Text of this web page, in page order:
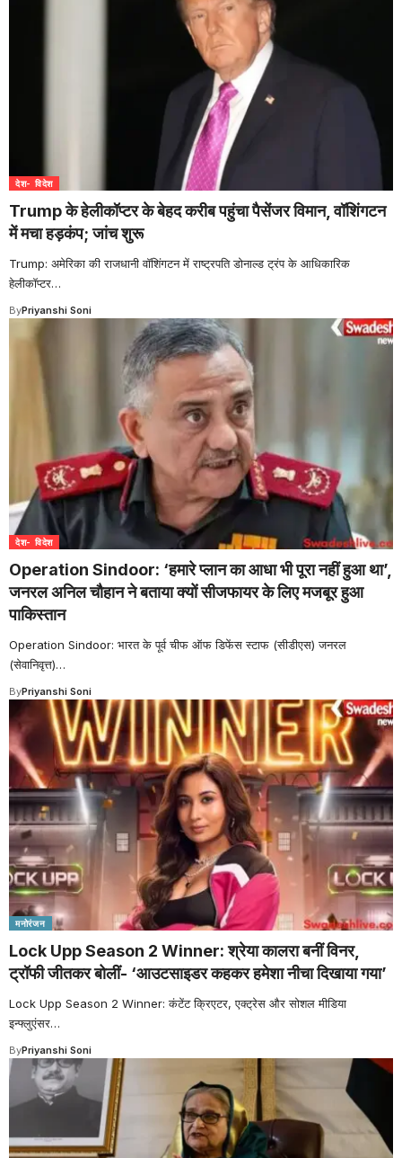
देश- विदेश
Trump के हेलीकॉप्टर के बेहद करीब पहुंचा पैसेंजर विमान, वॉशिंगटन
में मचा हड़कंप; जांच शुरू
Trump: अमेरिका की राजधानी वॉशिंगटन में राष्ट्रपति डोनाल्ड ट्रंप के आधिकारिक
हेलीकॉप्टर…
ByPriyanshi Soni
देश- विदेश
Operation Sindoor: ‘हमारे प्लान का आधा भी पूरा नहीं हुआ था’,
जनरल अनिल चौहान ने बताया क्यों सीजफायर के लिए मजबूर हुआ
पाकिस्तान
Operation Sindoor: भारत के पूर्व चीफ ऑफ डिफेंस स्टाफ (सीडीएस) जनरल
(सेवानिवृत्त)…
ByPriyanshi Soni
मनोरंजन
Lock Upp Season 2 Winner: श्रेया कालरा बनीं विनर,
ट्रॉफी जीतकर बोलीं- ‘आउटसाइडर कहकर हमेशा नीचा दिखाया गया’
Lock Upp Season 2 Winner: कंटेंट क्रिएटर, एक्ट्रेस और सोशल मीडिया
इन्फ्लुएंसर…
ByPriyanshi Soni